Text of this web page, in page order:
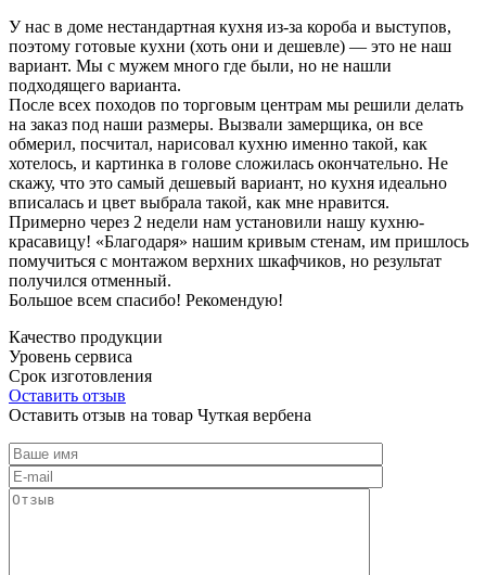
У нас в доме нестандартная кухня из-за короба и выступов,
поэтому готовые кухни (хоть они и дешевле) — это не наш
вариант. Мы с мужем много где были, но не нашли
подходящего варианта.
После всех походов по торговым центрам мы решили делать
на заказ под наши размеры. Вызвали замерщика, он все
обмерил, посчитал, нарисовал кухню именно такой, как
хотелось, и картинка в голове сложилась окончательно. Не
скажу, что это самый дешевый вариант, но кухня идеально
вписалась и цвет выбрала такой, как мне нравится.
Примерно через 2 недели нам установили нашу кухню-
красавицу! «Благодаря» нашим кривым стенам, им пришлось
помучиться с монтажом верхних шкафчиков, но результат
получился отменный.
Большое всем спасибо! Рекомендую!
Качество продукции
Уровень сервиса
Срок изготовления
Оставить отзыв
Оставить отзыв на товар Чуткая вербена